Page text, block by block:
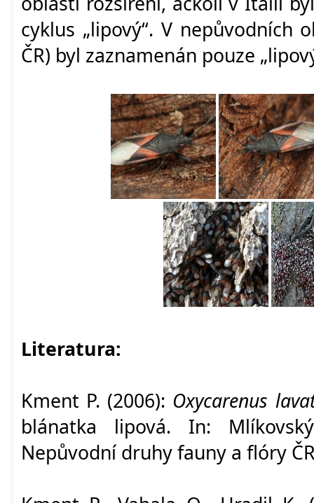
cyklus „lipový“. V nepůvodních
ČR) byl zaznamenán pouze
Literatura:
Kment P. (2006): Oxycarenus
blánatka lipová. In:
Nepůvodní druhy fauny a flóry